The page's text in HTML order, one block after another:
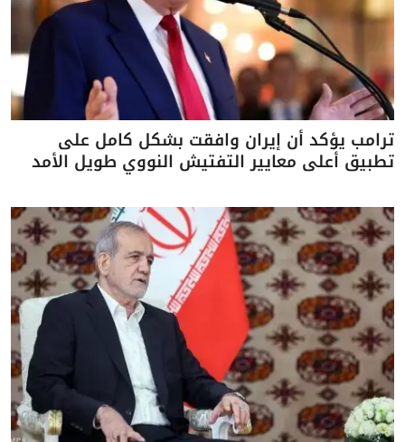
ترامب يؤكد أن إيران وافقت بشكل كامل على
تطبيق أعلى معايير التفتيش النووي طويل الأمد